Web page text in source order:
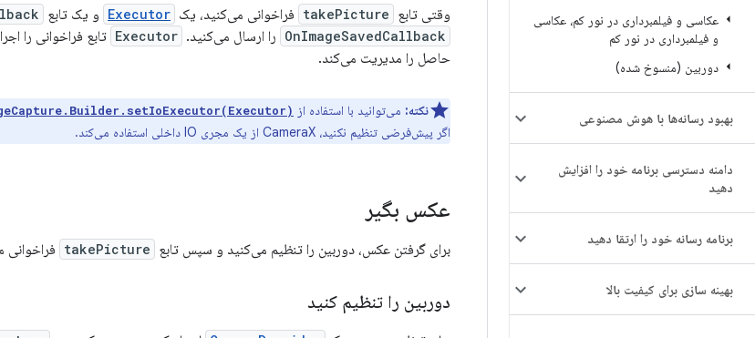
عکاسی و فیلمبرداری در نور کم، عکاسی
و فیلمبرداری در نور کم
دوربین (منسوخ شده)
بهبود رسانه‌ها با هوش مصنوعی
دامنه دسترسی برنامه خود را افزایش
دهید
برنامه رسانه خود را ارتقا دهید
بهینه سازی برای کیفیت بالا
وقتی تابع takePicture فراخوانی می‌کنید، یک Executor و یک تابع
OnImageSavedCallback را ارسال می‌کنید. Executor
حاصل را مدیریت می‌کند.
نکته: می‌توانید با استفاده از
اگر پیش‌فرضی تنظیم نکنید، CameraX از یک مجری IO داخلی استفاده می‌کند.
عکس بگیر
برای گرفتن عکس، دوربین را تنظیم می‌کنید و سپس تابع takePicture فراخوانی
دوربین را تنظیم کنید